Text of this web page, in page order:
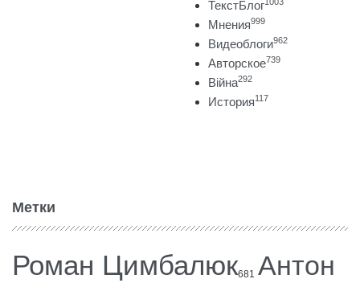
ТекстБлог
Мнения999
Видеоблоги962
Авторское739
Війна292
История117
Метки
Роман Цимбалюк681 Антон